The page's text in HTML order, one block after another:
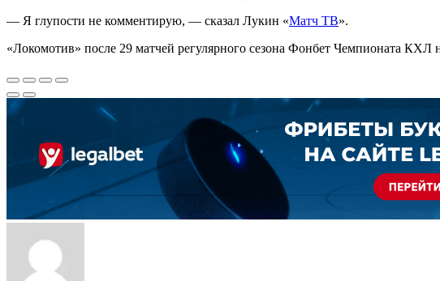
— Я глупости не комментирую, — сказал Лукин «Матч ТВ».
«Локомотив» после 29 матчей регулярного сезона Фонбет Чемпионата КХЛ